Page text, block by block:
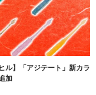
ル】「アジテート」新カラ
加